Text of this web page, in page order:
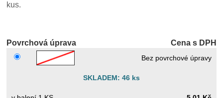
kus.
Povrchová úprava Cena s DPH
Bez povrchové úpravy
SKLADEM: 46 ks